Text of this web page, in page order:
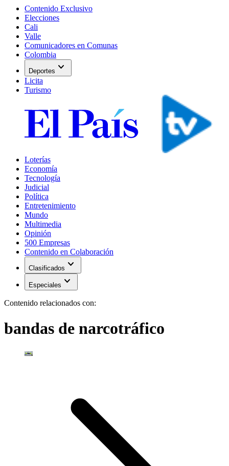
Contenido Exclusivo
Elecciones
Cali
Valle
Comunicadores en Comunas
Colombia
Deportes expand_more
Licita
Turismo
Loterías
Economía
Tecnología
Judicial
Política
Entretenimiento
Mundo
Multimedia
Opinión
500 Empresas
Contenido en Colaboración
Clasificados expand_more
Especiales expand_more
Contenido relacionados con:
bandas de narcotráfico